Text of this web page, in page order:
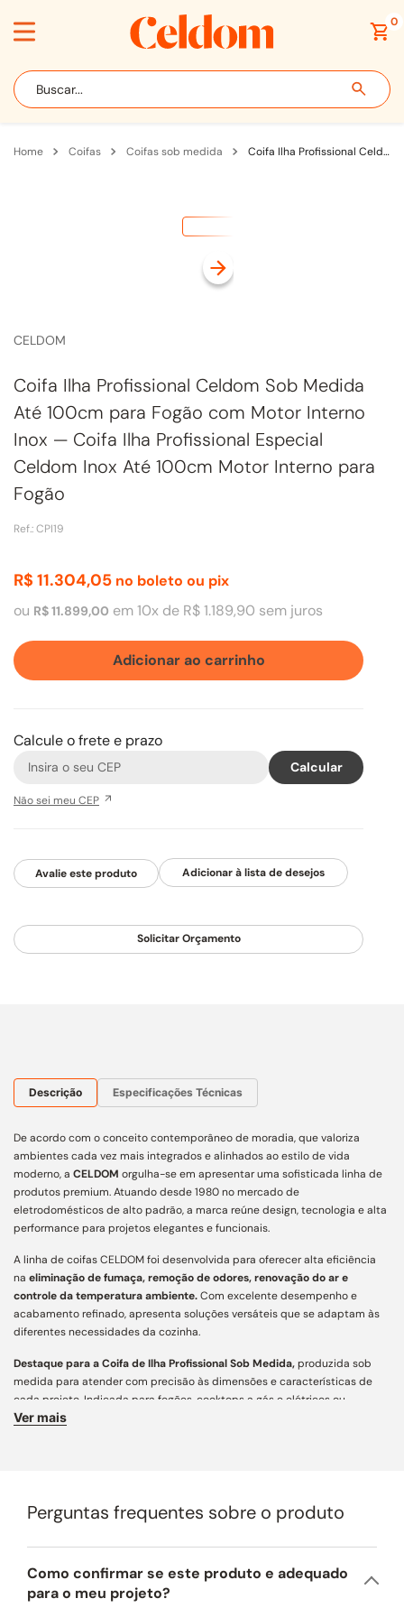
0
Buscar...
coifas coifas sob medida Coifa Ilha Profissional Celdom Sob Medida Até 100cm para Fogão com Motor Interno Inox
CELDOM
Coifa Ilha Profissional Celdom Sob Medida
Até 100cm para Fogão com Motor Interno
Inox — Coifa Ilha Profissional Especial
Celdom Inox Até 100cm Motor Interno para
Fogão
Ref.:CPI19
R$ 11.304,05 no boleto ou pix
ou R$11.899,00 em10x de R$1.189,90 sem juros
Adicionar ao carrinho
Calcule o frete e prazo
Não sei meu CEP
Avalie este produto
Solicitar Orçamento
Descrição Especificações Técnicas
De acordo com o conceito contemporâneo de moradia, que valoriza
ambientes cada vez mais integrados e alinhados ao estilo de vida
moderno, a CELDOM orgulha-se em apresentar uma sofisticada linha de
produtos premium. Atuando desde 1980 no mercado de
eletrodomésticos de alto padrão, a marca reúne design, tecnologia e alta
performance para projetos elegantes e funcionais.
A linha de coifas CELDOM foi desenvolvida para oferecer alta eficiência
na eliminação de fumaça, remoção de odores, renovação do ar e
controle da temperatura ambiente.Com excelente desempenho e
acabamento refinado, apresenta soluções versáteis que se adaptam às
diferentes necessidades da cozinha.
Destaque para a Coifa de Ilha Profissional Sob Medida,produzida sob
medida para atender com precisão às dimensões e características de
cada projeto. Indicada para fogões, cooktops a gás e elétricos ou
rangetops, assegura captação eficiente de fumaça e odores, aliando
Acabamento e Design:desenvolvida com mais de 160 variações
para integração arquitetônica aos mais diversos projetos. Fabricada em
aço inox AISI 430 de alta resistência, une estética atemporal,
acabamento refinado e longa vida útil. Para regiões litorâneas,
recomendamos a opção em aço inox AISI 304 (preço sob consulta).
Ver mais
Perguntas frequentes sobre o produto
Como confirmar se este produto e adequado
para o meu projeto?